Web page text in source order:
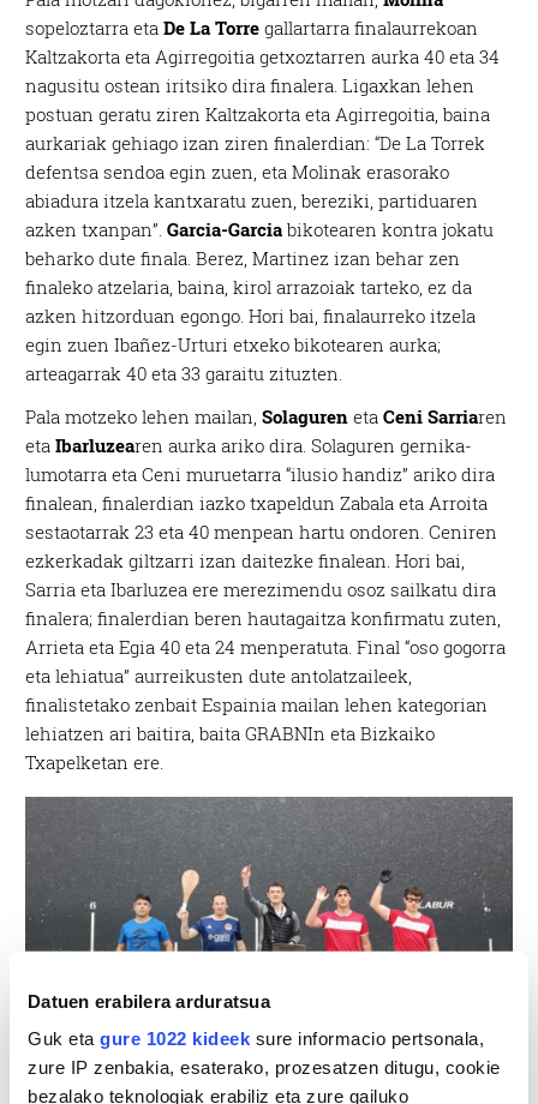
Datuen erabilera arduratsua
Guk eta gure 1022 kideek sure informacio pertsonala,
zure IP zenbakia, esaterako, prozesatzen ditugu, cookie
bezalako teknologiak erabiliz eta zure gailuko
sopeloztarra etaDe La Torre gallartarra finalaurrekoan
Kaltzakorta eta Agirregoitia getxoztarren aurka 40 eta 34
nagusitu ostean iritsiko dira finalera. Ligaxkan lehen
postuan geratu ziren Kaltzakorta eta Agirregoitia, baina
aurkariak gehiago izan ziren finalerdian: “De La Torrek
defentsa sendoa egin zuen, eta Molinak erasorako
abiadura itzela kantxaratu zuen, bereziki, partiduaren
azken txanpan”.Garcia-Garcia bikotearen kontra jokatu
beharko dute finala. Berez, Martinez izan behar zen
finaleko atzelaria, baina, kirol arrazoiak tarteko, ez da
azken hitzorduan egongo. Hori bai, finalaurreko itzela
egin zuen Ibañez-Urturi etxeko bikotearen aurka;
arteagarrak 40 eta 33 garaitu zituzten.
Pala motzeko lehen mailan,Solaguren etaCeni Sarriaren
etaIbarluzearen aurka ariko dira. Solaguren gernika-
lumotarra eta Ceni muruetarra “ilusio handiz” ariko dira
finalean, finalerdian iazko txapeldun Zabala eta Arroita
sestaotarrak 23 eta 40 menpean hartu ondoren. Ceniren
ezkerkadak giltzarri izan daitezke finalean. Hori bai,
Sarria eta Ibarluzea ere merezimendu osoz sailkatu dira
finalera; finalerdian beren hautagaitza konfirmatu zuten,
Arrieta eta Egia 40 eta 24 menperatuta. Final “oso gogorra
eta lehiatua” aurreikusten dute antolatzaileek,
finalistetako zenbait Espainia mailan lehen kategorian
lehiatzen ari baitira, baita GRABNIn eta Bizkaiko
Txapelketan ere.